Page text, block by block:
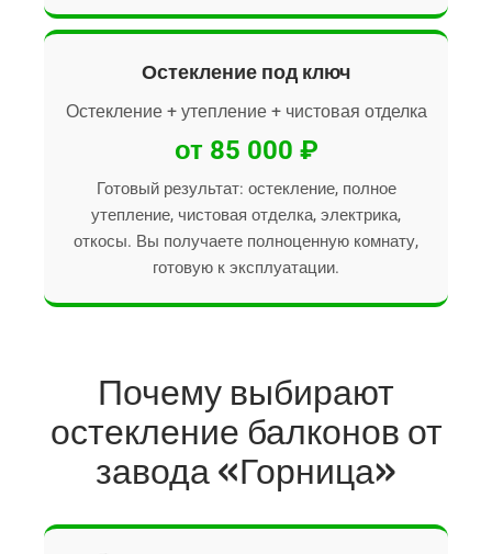
Остекление под ключ
Остекление + утепление + чистовая отделка
от 85 000 ₽
Готовый результат: остекление, полное
утепление, чистовая отделка, электрика,
откосы. Вы получаете полноценную комнату,
готовую к эксплуатации.
Почему выбирают
остекление балконов от
завода «Горница»